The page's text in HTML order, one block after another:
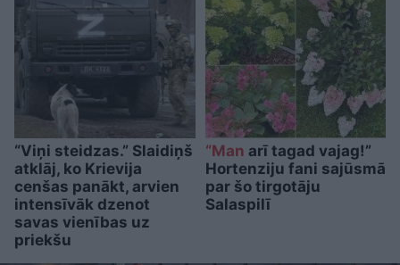
“Viņi steidzas.” Slaidiņš
atklāj, ko Krievija
cenšas panākt, arvien
intensīvāk dzenot
savas vienības uz
priekšu
“Man arī tagad vajag!”
Hortenziju fani sajūsmā
par šo tirgotāju
Salaspilī